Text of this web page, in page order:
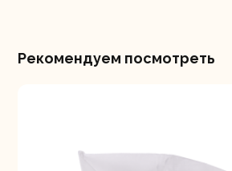
Рекомендуем посмотреть